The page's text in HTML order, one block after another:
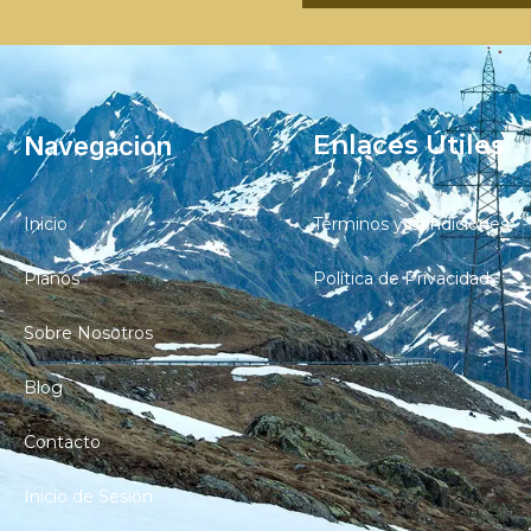
Navegación
Inicio
Planos
Sobre Nosotros
Blog
Contacto
Inicio de Sesión
Enlaces Útiles
Términos y Condiciones
Política de Privacidad